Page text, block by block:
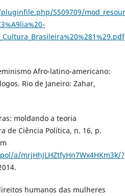
5509709/
Afro-latino-americano:
Rio de Janeiro: Zahar,
moldando a teoria
de Ciência Política, n. 16, p.
a/mrjHhJLHZtfyHn7Wx4HKm3k/?
humanos das mulheres